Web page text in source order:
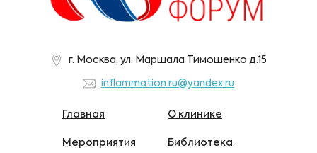
г. Москва, ул. Маршала Тимошенко д.15
inflammation.ru@yandex.ru
Главная
Мероприятия
О клинике
Библиотека